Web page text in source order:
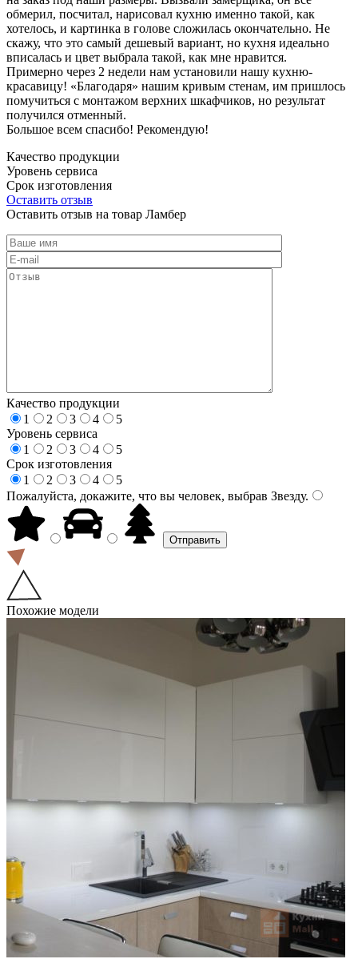
обмерил, посчитал, нарисовал кухню именно такой, как
хотелось, и картинка в голове сложилась окончательно. Не
скажу, что это самый дешевый вариант, но кухня идеально
вписалась и цвет выбрала такой, как мне нравится.
Примерно через 2 недели нам установили нашу кухню-
красавицу! «Благодаря» нашим кривым стенам, им пришлось
помучиться с монтажом верхних шкафчиков, но результат
получился отменный.
Большое всем спасибо! Рекомендую!
Качество продукции
Уровень сервиса
Срок изготовления
Оставить отзыв
Оставить отзыв на товар Ламбер
Качество продукции
1
2 3 4
5
Уровень сервиса
1
2 3 4
5
Срок изготовления
1
2 3 4
5
Пожалуйста, докажите, что вы человек, выбрав Звезду.
Похожие модели